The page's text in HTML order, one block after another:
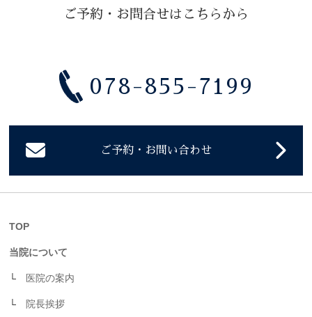
ご予約・お問合せはこちらから
078-855-7199
ご予約・お問い合わせ
TOP
当院について
医院の案内
院長挨拶